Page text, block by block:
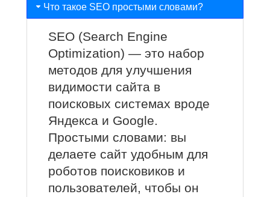
Что такое SEO простыми словами?
SEO (Search Engine
Optimization) — это набор
методов для улучшения
видимости сайта в
поисковых системах вроде
Яндекса и Google.
Простыми словами: вы
делаете сайт удобным для
роботов поисковиков и
пользователей, чтобы он